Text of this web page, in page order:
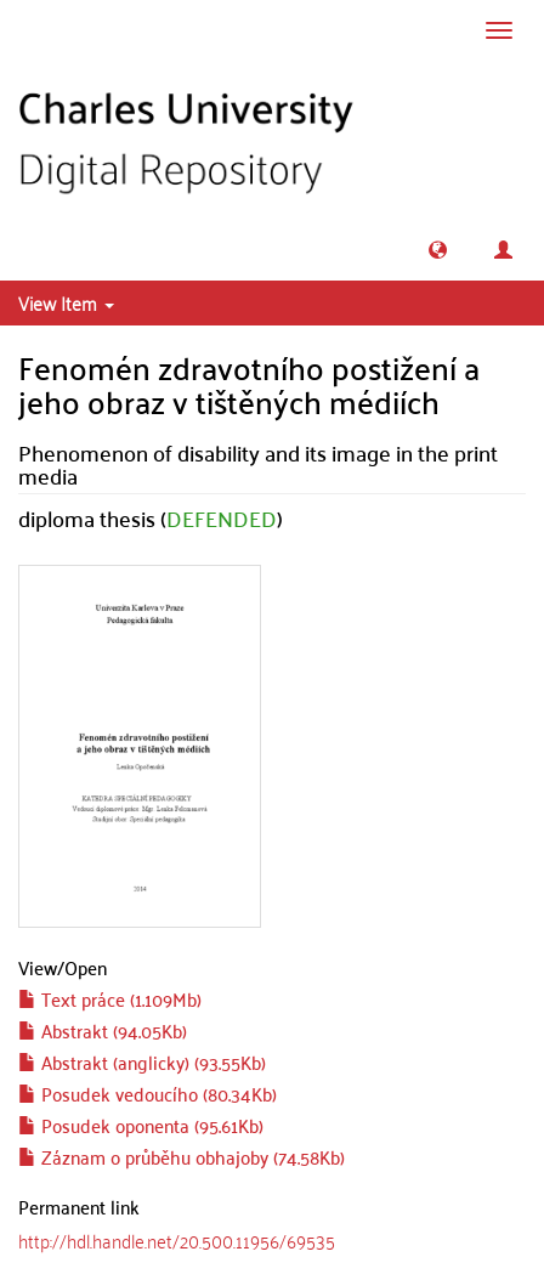
View Item
Fenomén zdravotního postižení a
jeho obraz v tištěných médiích
Phenomenon of disability and its image in the print
media
diploma thesis (DEFENDED)
View/Open
Text práce (1.109Mb)
Abstrakt (94.05Kb)
Abstrakt (anglicky) (93.55Kb)
Posudek vedoucího (80.34Kb)
Posudek oponenta (95.61Kb)
Záznam o průběhu obhajoby (74.58Kb)
Permanent link
http://hdl.handle.net/20.500.11956/69535